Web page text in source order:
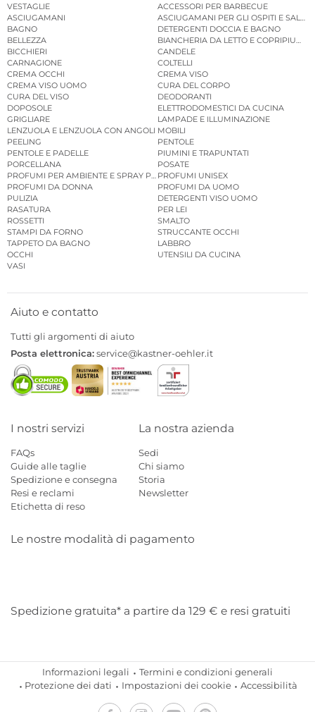
VESTAGLIE
ACCESSORI PER BARBECUE
ASCIUGAMANI
ASCIUGAMANI PER GLI OSPITI E
BAGNO
DETERGENTI DOCCIA E BAGNO
BELLEZZA
BIANCHERIA DA LETTO E COPRIPIUMINI
BICCHIERI
CANDELE
CARNAGIONE
COLTELLI
CREMA OCCHI
CREMA VISO
CREMA VISO UOMO
CURA DEL CORPO
CURA DEL VISO
DEODORANTI
DOPOSOLE
ELETTRODOMESTICI DA CUCINA
GRIGLIARE
LAMPADE E ILLUMINAZIONE
LENZUOLA E LENZUOLA CON ANGOLI MOBILI
PEELING
PENTOLE
PENTOLE E PADELLE
PIUMINI E TRAPUNTATI
PORCELLANA
POSATE
PROFUMI PER AMBIENTE E SPRAY PER AMBIENTE
PROFUMI UNISEX
PROFUMI DA DONNA
PROFUMI DA UOMO
PULIZIA
DETERGENTI VISO UOMO
RASATURA
PER LEI
ROSSETTI
SMALTO
STAMPI DA FORNO
STRUCCANTE OCCHI
TAPPETO DA BAGNO
LABBRO
OCCHI
UTENSILI DA CUCINA
VASI
Aiuto e contatto
Tutti gli argomenti di aiuto
Posta elettronica:service@kastner-oehler.it
I nostri servizi
FAQs
Guide alle taglie
Spedizione e consegna
Resi e reclami
Etichetta di reso
La nostra azienda
Sedi
Chi siamo
Storia
Newsletter
Le nostre modalità di pagamento
Spedizione gratuita* a partire da 129 € e resi gratuiti
Informazioni legali
Termini e condizioni generali
Protezione dei dati
Impostazioni dei cookie Accessibilità